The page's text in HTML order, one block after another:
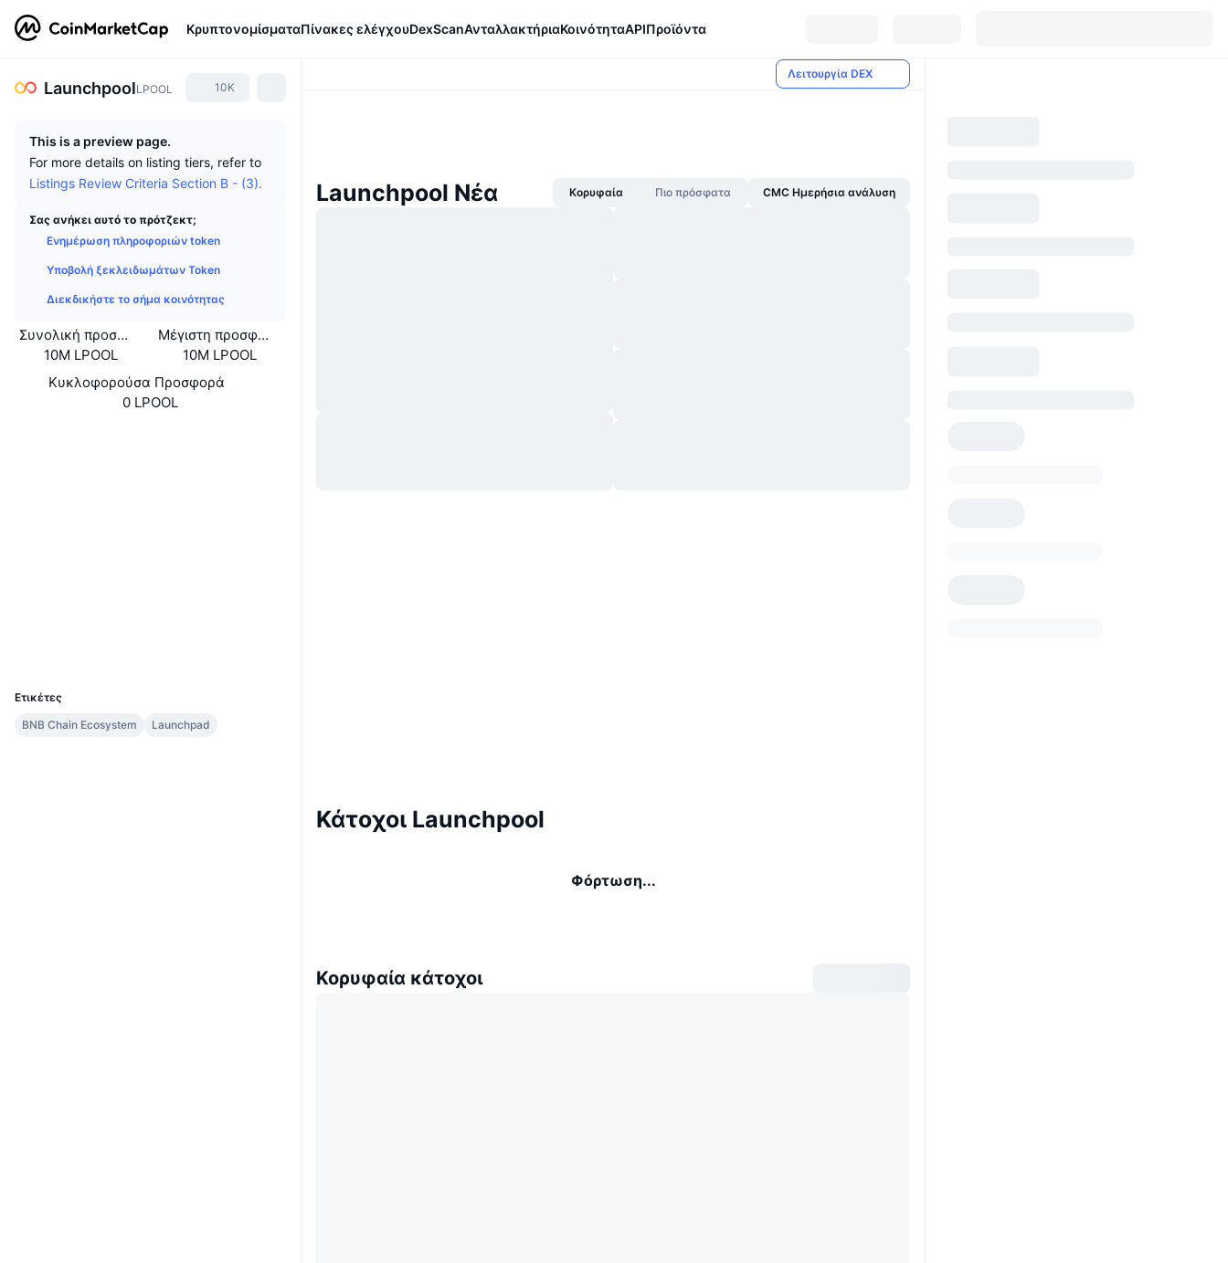
ΚρυπτονομίσματαΠίνακες ελέγχουDexScanΑνταλλακτήριαΚοινότηταAPIΠροϊόντα
LaunchpoolLPOOL 10K
This is a preview page.
For more details on listing tiers, refer to
Listings Review Criteria Section B - (3).
Σας ανήκει αυτό το πρότζεκτ;
Ενημέρωση πληροφοριών token
Υποβολή ξεκλειδωμάτων Token
Διεκδικήστε το σήμα κοινότητας
Συνολική προσφορά
10M LPOOL
Μέγιστη προσφορά
10M LPOOL
Κυκλοφορούσα Προσφορά
0 LPOOL
Ετικέτες
BNB Chain Ecosystem
Launchpad
Λειτουργία DEX
Launchpool Νέα Κορυφαία Πιο πρόσφατα CMC Ημερήσια ανάλυση
Κάτοχοι Launchpool
Φόρτωση...
Κορυφαία κάτοχοι